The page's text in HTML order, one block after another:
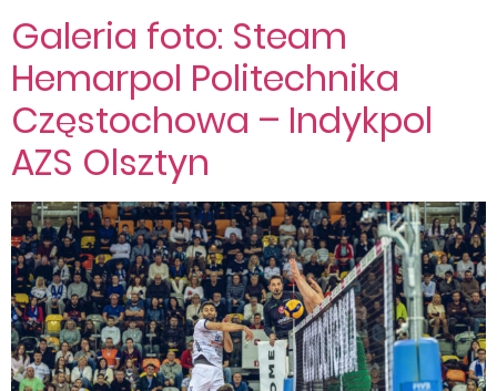
Galeria foto: Steam
Hemarpol Politechnika
Częstochowa – Indykpol
AZS Olsztyn